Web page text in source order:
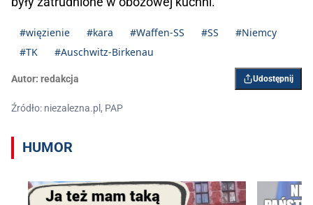
#więzienie #kara #Waffen-SS #SS
#Niemcy
#TK
#Auschwitz-Birkenau
Autor: redakcja Udostępnij
Źródło: niezalezna.pl, PAP
HUMOR